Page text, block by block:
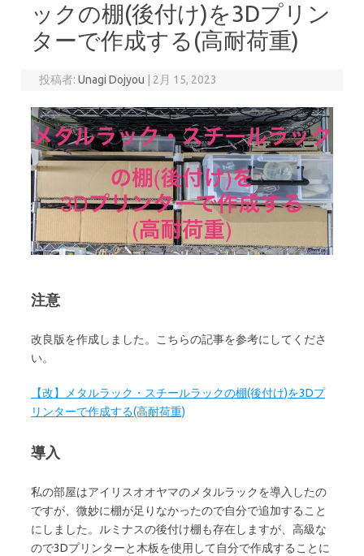
ックの棚(後付け)を3Dプリン
ターで作成する(高耐荷重)
投稿者:Unagi Dojyou 2月 15, 2023
注意
改良版を作成しました。こちらの記事を参考にしてくださ
い。
【改】メタルラック・スチールラックの棚(後付け)を3Dプ
リンターで作成する(高耐荷重)
導入
私の部屋はアイリスオオヤマのメタルラックを導入したの
ですが、微妙に棚が足りなかったので自分で追加すること
にしました。ルミナスの後付け棚も存在しますが、高級な
ので3Dプリンターと木板を使用して自分で作成することに